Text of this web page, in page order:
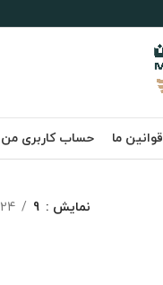
قوانین ما حساب کاربری من
نمایش 9
24